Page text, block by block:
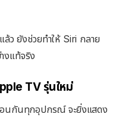
ล้ว ยังช่วยทำให้ Siri กลาย
งแท้จริง
TV รุ่นใหม่
นกันทุกอุปกรณ์ จะยิ่งแสดง